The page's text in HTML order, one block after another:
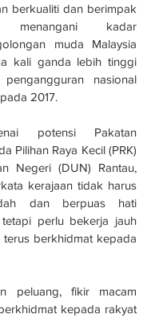
berkualiti dan berimpak
kadar
muda Malaysia
kali ganda lebih tinggi
nasional
2017.
potensi Pakatan
Pilihan Raya Kecil (PRK)
Negeri (DUN) Rantau,
kerajaan tidak harus
dan berpuas hati
perlu bekerja jauh
berkhidmat kepada
peluang, fikir macam
kepada rakyat